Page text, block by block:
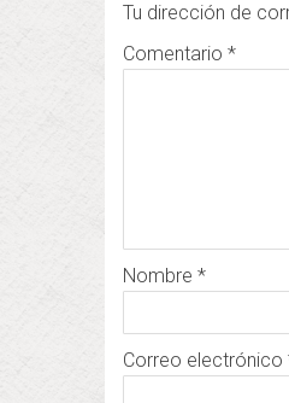
Tu dirección de
Comentario *
Nombre *
Correo electrónico